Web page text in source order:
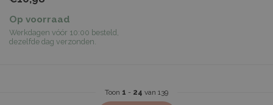
Op voorraad
Werkdagen vóór 10:00 besteld,
dezelfde dag verzonden.
Toon 1 - 24 van 139